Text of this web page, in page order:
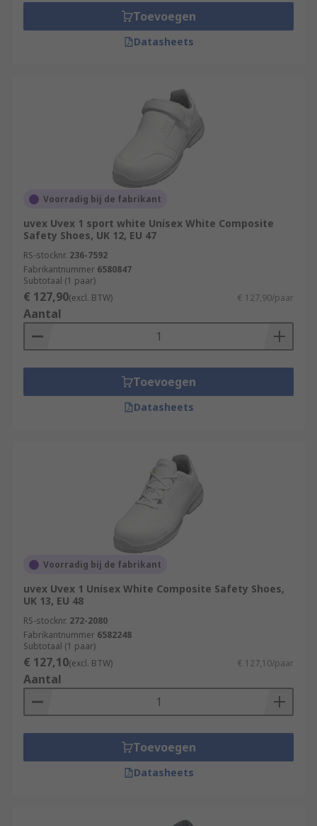
Toevoegen
Datasheets
Voorradig bij de fabrikant
uvex Uvex 1 sport white Unisex White Composite
Safety Shoes, UK 12, EU 47
RS-stocknr. 236-7592
Fabrikantnummer 6580847
Subtotaal (1 paar)
€ 127,90(excl. BTW) € 127,90/paar
Aantal
Toevoegen
Datasheets
Voorradig bij de fabrikant
uvex Uvex 1 Unisex White Composite Safety Shoes,
UK 13, EU 48
RS-stocknr. 272-2080
Fabrikantnummer 6582248
Subtotaal (1 paar)
€ 127,10(excl. BTW) € 127,10/paar
Aantal
Toevoegen
Datasheets